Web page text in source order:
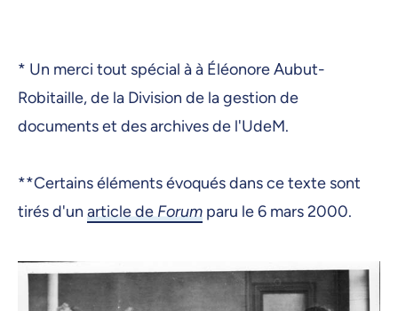
* Un merci tout spécial à à Éléonore Aubut-
Robitaille, de la Division de la gestion de
documents et des archives de l'UdeM.
**Certains éléments évoqués dans ce texte sont
tirés d'un article deForum paru le 6 mars 2000.